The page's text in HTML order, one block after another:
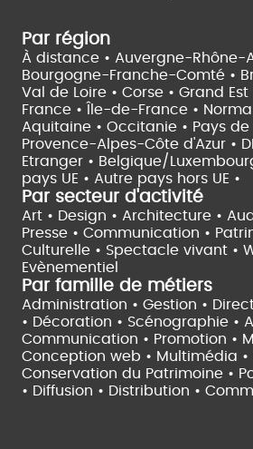
Par région
À distance • Auvergne-Rhône-
Bourgogne-Franche-Comté •
Val de Loire • Corse • Grand Est
France •
Île-de-France •
Aquitaine • Occitanie • Pays de
Provence-Alpes-Côte d'Azur •
Etranger • Belgique/
pays UE • Autre pays hors UE •
Par secteur d'activité
Art • Design • Architecture •
Presse • Communication •
Culturelle • Spectacle vivant •
Evènementiel
Par famille de métiers
Administration • Gestion •
• Décoration • Scénographie •
Communication • Promotion •
Conception web • Multimédia •
Conservation du Patrimoine •
• Diffusion • Distribution •